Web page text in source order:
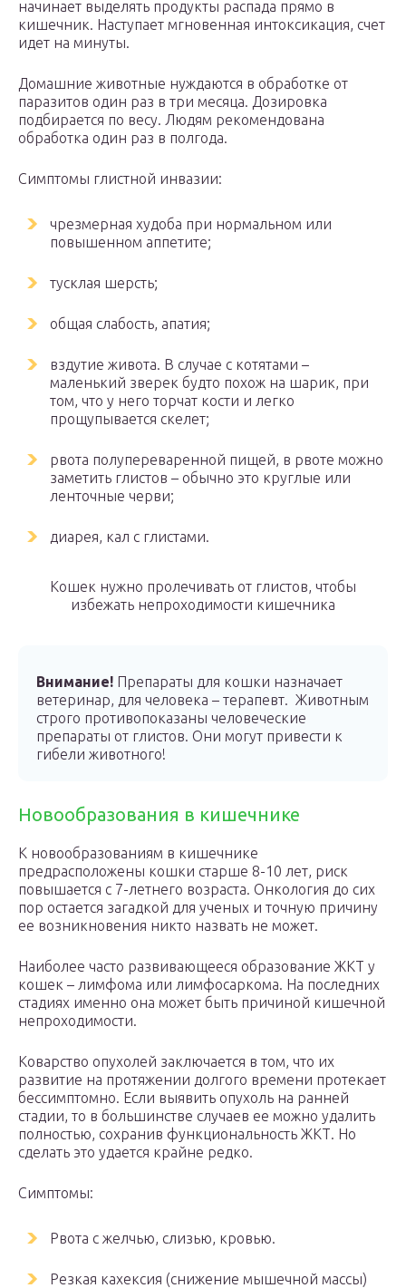
начинает выделять продукты распада прямо в
кишечник. Наступает мгновенная интоксикация, счет
идет на минуты.
Домашние животные нуждаются в обработке от
паразитов один раз в три месяца. Дозировка
подбирается по весу. Людям рекомендована
обработка один раз в полгода.
Симптомы глистной инвазии:
чрезмерная худоба при нормальном или
повышенном аппетите;
тусклая шерсть;
общая слабость, апатия;
вздутие живота. В случае с котятами –
маленький зверек будто похож на шарик, при
том, что у него торчат кости и легко
прощупывается скелет;
рвота полупереваренной пищей, в рвоте можно
заметить глистов – обычно это круглые или
ленточные черви;
диарея, кал с глистами.
Кошек нужно пролечивать от глистов, чтобы
избежать непроходимости кишечника
Внимание! Препараты для кошки назначает
ветеринар, для человека – терапевт. Животным
строго противопоказаны человеческие
препараты от глистов. Они могут привести к
гибели животного!
Новообразования в кишечнике
К новообразованиям в кишечнике
предрасположены кошки старше 8-10 лет, риск
повышается с 7-летнего возраста. Онкология до сих
пор остается загадкой для ученых и точную причину
ее возникновения никто назвать не может.
Наиболее часто развивающееся образование ЖКТ у
кошек – лимфома или лимфосаркома. На последних
стадиях именно она может быть причиной кишечной
непроходимости.
Коварство опухолей заключается в том, что их
развитие на протяжении долгого времени протекает
бессимптомно. Если выявить опухоль на ранней
стадии, то в большинстве случаев ее можно удалить
полностью, сохранив функциональность ЖКТ. Но
сделать это удается крайне редко.
Симптомы:
Рвота с желчью, слизью, кровью.
Резкая кахексия (снижение мышечной массы)